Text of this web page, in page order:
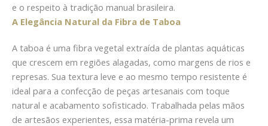
e o respeito à tradição manual brasileira.
A Elegância Natural da Fibra de Taboa
A taboa é uma fibra vegetal extraída de plantas aquáticas
que crescem em regiões alagadas, como margens de rios e
represas. Sua textura leve e ao mesmo tempo resistente é
ideal para a confecção de peças artesanais com toque
natural e acabamento sofisticado. Trabalhada pelas mãos
de artesãos experientes, essa matéria-prima revela um